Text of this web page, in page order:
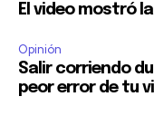
El video mostró
Opinión
Salir corriendo
peor error de tu